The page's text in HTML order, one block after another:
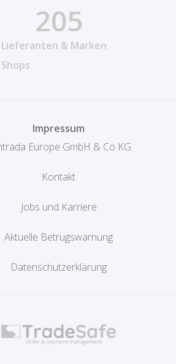
205
Lieferanten & Marken
Shops
Impressum
Europe GmbH & Co KG
Kontakt
Jobs und Karriere
Aktuelle Betrugswarnung
Datenschutzerklärung